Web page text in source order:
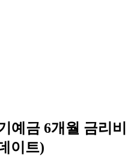
예금 6개월 금리비
이트)